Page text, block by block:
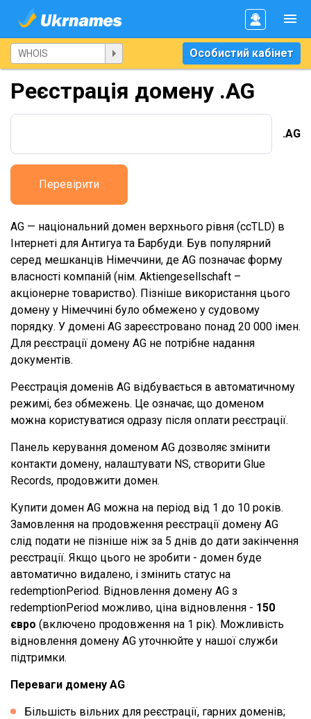
Особистий кабінет
Реєстрація домену .AG
.AG
Перевірити
AG — національний домен верхнього рівня (ccTLD) в
Інтернеті для Антигуа та Барбуди. Був популярний
серед мешканців Німеччини, де AG позначає форму
власності компаній (нім. Aktiengesellschaft –
акціонерне товариство). Пізніше використання цього
домену у Німеччині було обмежено у судовому
порядку. У домені AG зареєстровано понад 20 000 імен.
Для реєстрації домену AG не потрібне надання
документів.
Реєстрація доменів AG відбувається в автоматичному
режимі, без обмежень. Це означає, що доменом
можна користуватися одразу після оплати реєстрації.
Панель керування доменом AG дозволяє змінити
контакти домену, налаштувати NS, створити Glue
Records, продовжити домен.
Купити домен AG можна на період від 1 до 10 років.
Замовлення на продовження реєстрації домену AG
слід подати не пізніше ніж за 5 днів до дати закінчення
реєстрації. Якщо цього не зробити - домен буде
автоматично видалено, і змінить статус на
redemptionPeriod. Відновлення домену AG з
redemptionPeriod можливо, ціна відновлення - 150
євро (включено продовження на 1 рік). Можливість
відновлення домену AG уточнюйте у нашої служби
підтримки.
Переваги домену AG
Більшість вільних для реєстрації, гарних доменів;